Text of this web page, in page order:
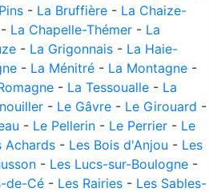
- La Bruffière - La Chaize-
- La Chapelle-Thémer - La
- La Grigonnais - La Haie-
- La Ménitré - La Montagne -
- La Tessoualle - La
- Le Gâvre - Le Girouard -
- Le Pellerin - Le Perrier - Le
Achards - Les Bois d'Anjou - Les
- Les Lucs-sur-Boulogne -
de-Cé - Les Rairies - Les Sables-